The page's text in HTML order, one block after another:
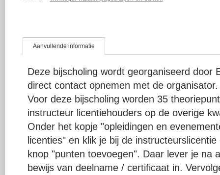
Aanvullende informatie
Deze bijscholing wordt georganiseerd door
direct contact opnemen met de organisator.
Voor deze bijscholing worden 35
instructeur licentiehouders op de overige
Onder het kopje "opleidingen en
licenties" en klik je bij de
knop "punten toevoegen". Daar lever je na
bewijs van deelname / certificaat in.